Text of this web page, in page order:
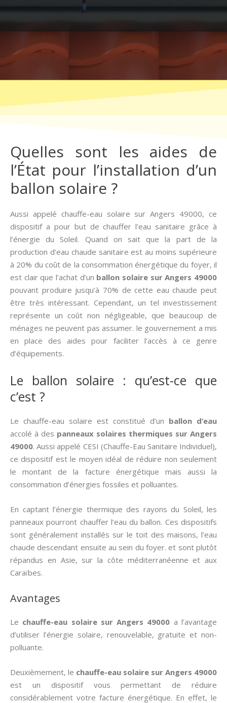
Quelles sont les aides de
l’État pour l’installation d’un
ballon solaire ?
Aussi appelé chauffe-eau solaire sur Angers 49000, ce
dispositif a pour but de chauffer l’eau sanitaire grâce à
l’énergie du Soleil. Quand on sait que la part de la
production d’eau chaude sanitaire est au moins supérieure
à 20% du coût de la consommation énergétique du foyer, il
est clair que l’achat d’un ballon solaire sur Angers 49000
pouvant produire jusqu’à 70% de cette eau chaude peut
être très intéressant. Cependant, un tel investissement
représente un coût non négligeable, que beaucoup de
ménages ne peuvent pas assumer. le gouvernement a mis
en place des aides pour faciliter l’accès à ce genre
d’équipements.
Le ballon solaire : qu’est-ce que
c’est ?
Le chauffe-eau solaire est constitué d’un ballon d’eau
accolé à des panneaux solaires thermiques sur Angers
49000. Aussi appelé CESI (Chauffe-Eau Sanitaire Individuel),
ce dispositif est le moyen idéal de réduire non seulement
le montant de la facture énergétique mais aussi la
consommation d’énergies fossiles et polluantes.
En captant l’énergie thermique des rayons du Soleil, les
panneaux pourront chauffer l’eau du ballon. Ces dispositifs
sont généralement installés sur le toit des maisons, l’eau
chaude descendant ensuite au sein du foyer. et sont plutôt
répandus en Asie, sur la côte méditerranéenne et aux
Caraïbes.
Avantages
Le chauffe-eau solaire sur Angers 49000 a l’avantage
d’utiliser l’énergie solaire, renouvelable, gratuite et non-
polluante.
Deuxièmement, le chauffe-eau solaire sur Angers 49000
est un dispositif vous permettant de réduire
considérablement votre facture énergétique. En effet, le